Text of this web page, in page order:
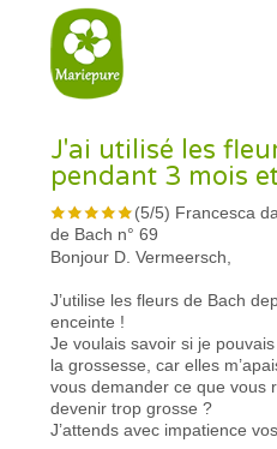
J'ai utilisé les
pendant 3 mois
(5/5) Francesca
de Bach n° 69
Bonjour D. Vermeersch,
J’utilise les fleurs de Bach
enceinte !
Je voulais savoir si je
la grossesse, car elles
vous demander ce que vous
devenir trop grosse ?
J’attends avec impatience